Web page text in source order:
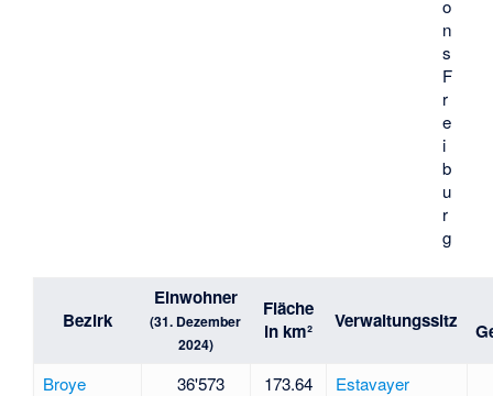
o
n
s
F
r
e
i
b
u
r
g
Bezirk
Einwohner
(31. Dezember
2024)
Fläche
in km²
Verwaltungssitz
Broye 36'573 173.64
Estavayer